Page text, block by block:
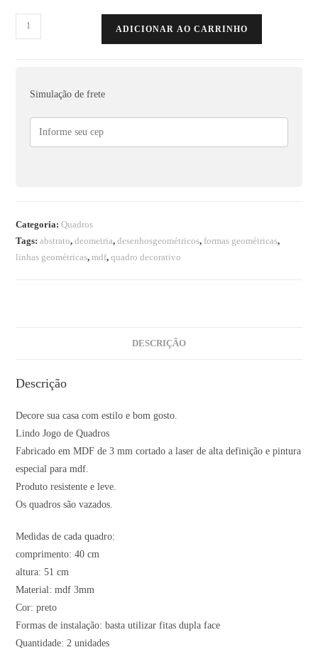
ADICIONAR AO CARRINHO
Simulação de frete
Categoria:Quadros
Tags:abstrato,deometria,desenhosgeométricos, formas geométricas,
linhas geométricas,mdf,quadro decorativo
DESCRIÇÃO
Descrição
Decore sua casa com estilo e bom gosto.
Lindo Jogo de Quadros
Fabricado em MDF de 3 mm cortado a laser de alta definição e pintura
especial para mdf.
Produto resistente e leve.
Os quadros são vazados.
Medidas de cada quadro:
comprimento: 40 cm
altura: 51 cm
Material: mdf 3mm
Cor: preto
Formas de instalação: basta utilizar fitas dupla face
Quantidade: 2 unidades